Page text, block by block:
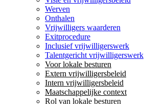
Werven
Onthalen
Vrijwilligers waarderen
Exitprocedure
Inclusief vrijwilligerswerk
Talentgericht vrijwilligerswerk
Voor lokale besturen
Extern vrijwilligersbeleid
Intern vrijwilligersbeleid
Maatschappelijke context
Rol van lokale besturen